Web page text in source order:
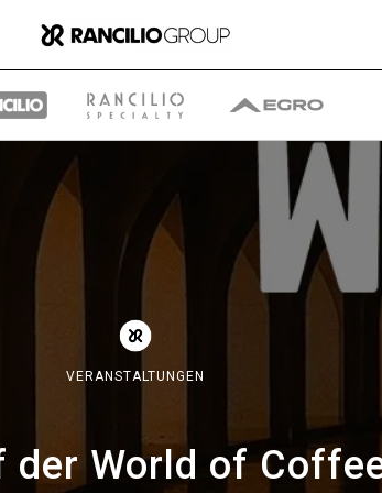
VERANSTALTUNGEN
der World of
wir sind
wir Tun